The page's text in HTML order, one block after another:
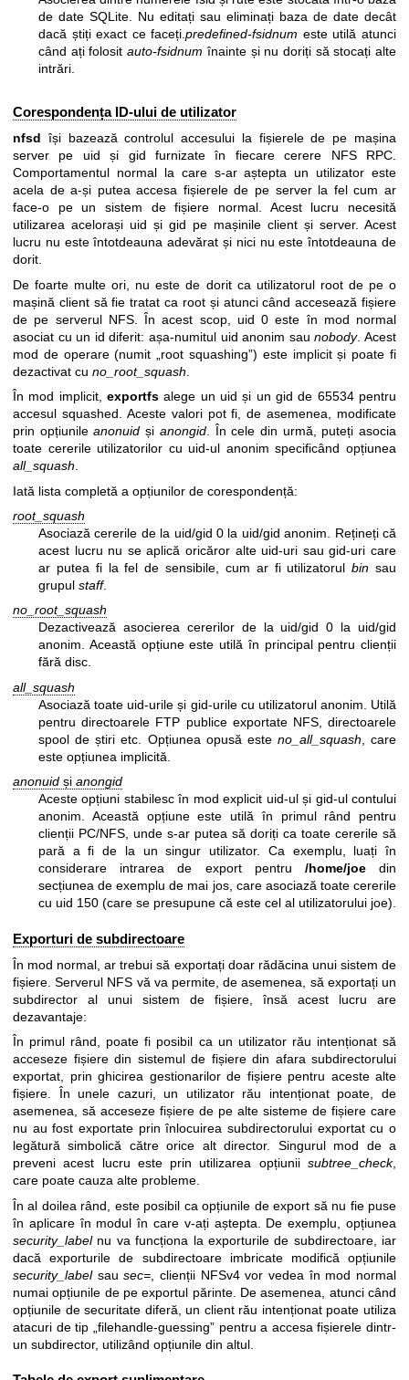
de date SQLite. Nu editați sau eliminați baza de date decât
dacă știți exact ce faceți.predefined-fsidnum este utilă atunci
când ați folositauto-fsidnum înainte și nu doriți să stocați alte
intrări.
Corespondența ID-ului de utilizator
nfsd își bazează controlul accesului la fișierele de pe mașina
server pe uid și gid furnizate în fiecare cerere NFS RPC.
Comportamentul normal la care s-ar aștepta un utilizator este
acela de a-și putea accesa fișierele de pe server la fel cum ar
face-o pe un sistem de fișiere normal. Acest lucru necesită
utilizarea acelorași uid și gid pe mașinile client și server. Acest
lucru nu este întotdeauna adevărat și nici nu este întotdeauna de
dorit.
De foarte multe ori, nu este de dorit ca utilizatorul root de pe o
mașină client să fie tratat ca root și atunci când accesează fișiere
de pe serverul NFS. În acest scop, uid 0 este în mod normal
asociat cu un id diferit: așa-numitul uid anonim saunobody. Acest
mod de operare (numit „root squashing”) este implicit și poate fi
dezactivat cu no_root_squash
În mod implicit, exportfs alege un uid și un gid de 65534 pentru
accesul squashed. Aceste valori pot fi, de asemenea, modificate
prin opțiunileanonuid și anongid. În cele din urmă, puteți asocia
toate cererile utilizatorilor cu uid-ul anonim specificând opțiunea
all_squash.
Iată lista completă a opțiunilor de corespondență:
root_squash
Asociază cererile de la uid/gid 0 la uid/gid anonim. Rețineți că
acest lucru nu se aplică oricăror alte uid-uri sau gid-uri care
ar putea fi la fel de sensibile, cum ar fi utilizatorulbin sau
grupul staff.
no_root_squash
Dezactivează asocierea cererilor de la uid/gid 0 la uid/gid
anonim. Această opțiune este utilă în principal pentru clienții
fără disc.
all_squash
Asociază toate uid-urile și gid-urile cu utilizatorul anonim. Utilă
pentru directoarele FTP publice exportate NFS, directoarele
spool de știri etc. Opțiunea opusă este no_all_squash , care
este opțiunea implicită.
anonuid și anongid
Aceste opțiuni stabilesc în mod explicit uid-ul și gid-ul contului
anonim. Această opțiune este utilă în primul rând pentru
clienții PC/NFS, unde s-ar putea să doriți ca toate cererile să
pară a fi de la un singur utilizator. Ca exemplu, luați în
considerare intrarea de export pentru /home/joedin
secțiunea de exemplu de mai jos, care asociază toate cererile
cu uid 150 (care se presupune că este cel al utilizatorului joe).
Exporturi de subdirectoare
În mod normal, ar trebui să exportați doar rădăcina unui sistem de
fișiere. Serverul NFS vă va permite, de asemenea, să exportați un
subdirector al unui sistem de fișiere, însă acest lucru are
dezavantaje:
În primul rând, poate fi posibil ca un utilizator rău intenționat să
acceseze fișiere din sistemul de fișiere din afara subdirectorului
exportat, prin ghicirea gestionarilor de fișiere pentru aceste alte
fișiere. În unele cazuri, un utilizator rău intenționat poate, de
asemenea, să acceseze fișiere de pe alte sisteme de fișiere care
nu au fost exportate prin înlocuirea subdirectorului exportat cu o
legătură simbolică către orice alt director. Singurul mod de a
preveni acest lucru este prin utilizarea opțiunii subtree_check,
care poate cauza alte probleme.
În al doilea rând, este posibil ca opțiunile de export să nu fie puse
în aplicare în modul în care v-ați aștepta. De exemplu, opțiunea
security_labelnu va funcționa la exporturile de subdirectoare, iar
dacă exporturile de subdirectoare imbricate modifică opțiunile
security_labelsausec= , clienții NFSv4 vor vedea în mod normal
numai opțiunile de pe exportul părinte. De asemenea, atunci când
opțiunile de securitate diferă, un client rău intenționat poate utiliza
atacuri de tip „filehandle-guessing” pentru a accesa fișierele dintr-
un subdirector, utilizând opțiunile din altul.